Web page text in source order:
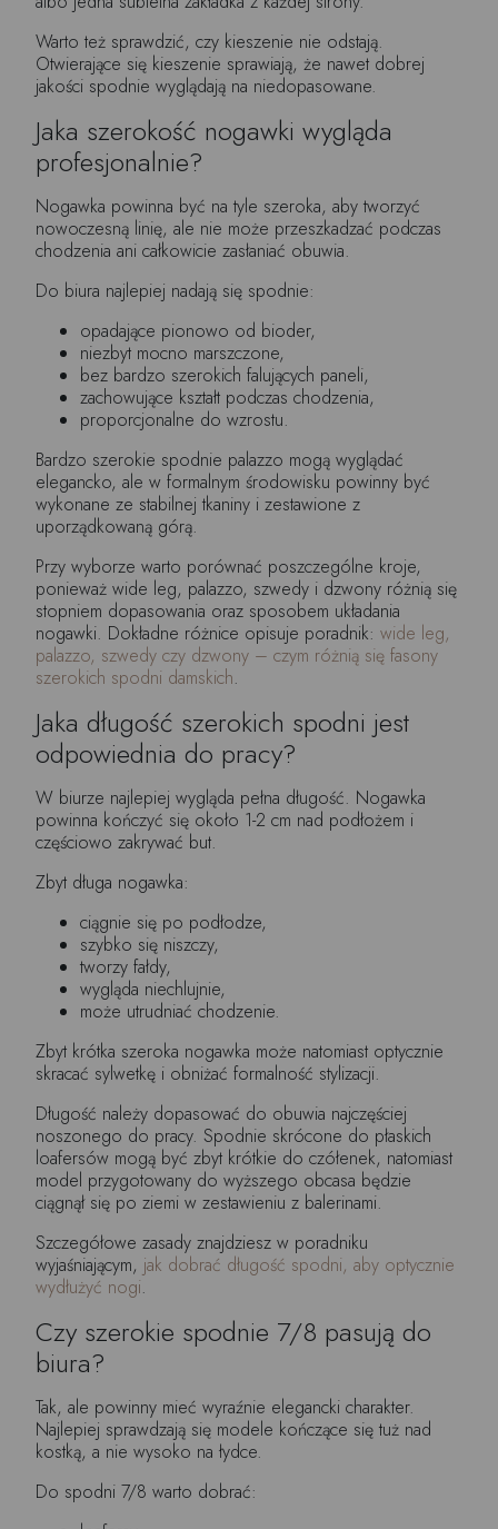
Warto też sprawdzić, czy kieszenie nie odstają.
Otwierające się kieszenie sprawiają, że nawet dobrej
jakości spodnie wyglądają na niedopasowane.
Jaka szerokość nogawki wygląda
profesjonalnie?
Nogawka powinna być na tyle szeroka, aby tworzyć
nowoczesną linię, ale nie może przeszkadzać podczas
chodzenia ani całkowicie zasłaniać obuwia.
Do biura najlepiej nadają się spodnie:
opadające pionowo od bioder,
niezbyt mocno marszczone,
bez bardzo szerokich falujących paneli,
zachowujące kształt podczas chodzenia,
proporcjonalne do wzrostu.
Bardzo szerokie spodnie palazzo mogą wyglądać
elegancko, ale w formalnym środowisku powinny być
wykonane ze stabilnej tkaniny i zestawione z
uporządkowaną górą.
Przy wyborze warto porównać poszczególne kroje,
ponieważ wide leg, palazzo, szwedy i dzwony różnią się
stopniem dopasowania oraz sposobem układania
nogawki. Dokładne różnice opisuje poradnik: wide leg,
palazzo, szwedy czy dzwony – czym różnią się fasony
szerokich spodni damskich.
Jaka długość szerokich spodni jest
odpowiednia do pracy?
W biurze najlepiej wygląda pełna długość. Nogawka
powinna kończyć się około 1-2 cm nad podłożem i
częściowo zakrywać but.
Zbyt długa nogawka:
ciągnie się po podłodze,
szybko się niszczy,
tworzy fałdy,
wygląda niechlujnie,
może utrudniać chodzenie.
Zbyt krótka szeroka nogawka może natomiast optycznie
skracać sylwetkę i obniżać formalność stylizacji.
Długość należy dopasować do obuwia najczęściej
noszonego do pracy. Spodnie skrócone do płaskich
loafersów mogą być zbyt krótkie do czółenek, natomiast
model przygotowany do wyższego obcasa będzie
ciągnął się po ziemi w zestawieniu z balerinami.
Szczegółowe zasady znajdziesz w poradniku
wyjaśniającym, jak dobrać długość spodni, aby optycznie
wydłużyć nogi.
Czy szerokie spodnie 7/8 pasują do
biura?
Tak, ale powinny mieć wyraźnie elegancki charakter.
Najlepiej sprawdzają się modele kończące się tuż nad
kostką, a nie wysoko na łydce.
Do spodni 7/8 warto dobrać: